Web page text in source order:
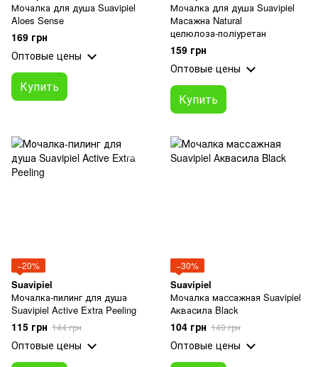
Мочалка для душа Suavipiel
Aloes Sense
169 грн
Оптовые цены
Купить
Мочалка для душа Suavipiel
Масажна Natural
целюлоза‑поліуретан
159 грн
Оптовые цены
Купить
−20%
Suavipiel
Мочалка‑пилинг для душа
Suavipiel Active Extra Peeling
115 грн 144 грн
Оптовые цены
−30%
Suavipiel
Мочалка массажная Suavipiel
Аквасила Black
104 грн 149 грн
Оптовые цены